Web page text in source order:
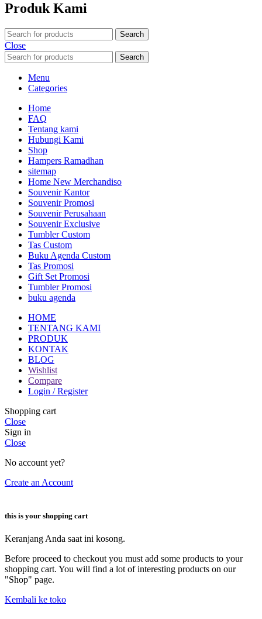
Produk Kami
Search
Close
Search
Menu
Categories
Home
FAQ
Tentang kami
Hubungi Kami
Shop
Hampers Ramadhan
sitemap
Home New Merchandiso
Souvenir Kantor
Souvenir Promosi
Souvenir Perusahaan
Souvenir Exclusive
Tumbler Custom
Tas Custom
Buku Agenda Custom
Tas Promosi
Gift Set Promosi
Tumbler Promosi
buku agenda
HOME
TENTANG KAMI
PRODUK
KONTAK
BLOG
Wishlist
Compare
Login / Register
Shopping cart
Close
Sign in
Close
No account yet?
Create an Account
this is your shopping cart
Keranjang Anda saat ini kosong.
Before proceed to checkout you must add some products to your
shopping cart. You will find a lot of interesting products on our
"Shop" page.
Kembali ke toko